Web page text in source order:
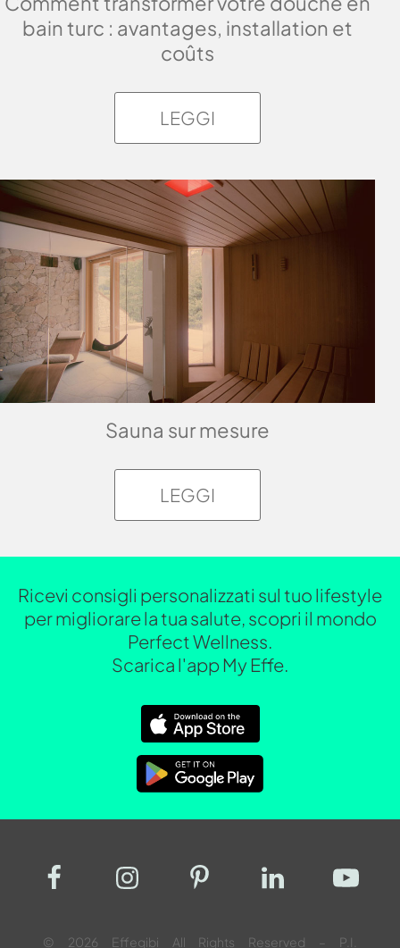
bain turc : avantages, installation et
coûts
LEGGI
Sauna sur mesure
LEGGI
Ricevi consigli personalizzati sul tuo lifestyle
per migliorare la tua salute, scopri il mondo
Perfect Wellness.
Scarica l'app My Effe.
© 2026 Effegibi All Rights Reserved – P.I.